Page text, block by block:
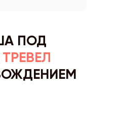
ПОД
ТРЕВЕЛ